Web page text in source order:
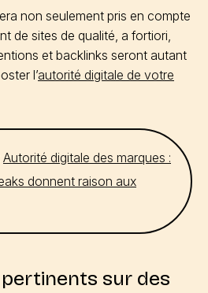
non seulement pris en compte
de sites de qualité, a fortiori,
et backlinks seront autant
l’autorité digitale de votre
Autorité digitale des marques :
donnent raison aux
sur des